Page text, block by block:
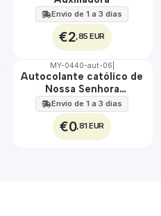
Envio de 1 a 3 dias
€2,85 EUR
🇵🇹
100%
MY-0440-aut-06
Autocolante católico de
Nossa Senhora
Auxiliadora
Envio de 1 a 3 dias
€0,81 EUR